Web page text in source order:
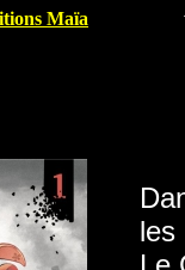
Maïa
les